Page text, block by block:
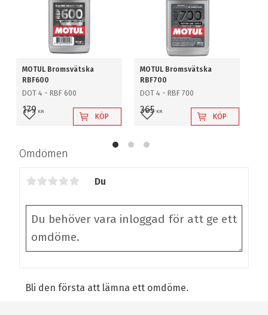
Omdömen
Du
Bli den första att lämna ett omdöme.
MOTUL Bromsvätska
RBF600
DOT 4 - RBF 600
179 KR
Lägg till i favoriter
KÖP
MOTUL Bromsvätska
RBF700
DOT 4 - RBF 700
365 KR
Lägg till i favoriter
KÖP